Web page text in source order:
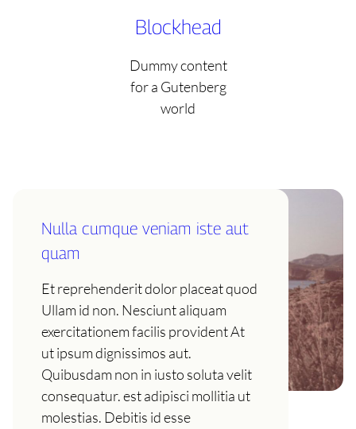
Blockhead
Dummy content
for a Gutenberg
world
Nulla cumque veniam iste aut
quam
Et reprehenderit dolor placeat quod
Ullam id non. Nesciunt aliquam
exercitationem facilis provident At
ut ipsum dignissimos aut.
Quibusdam non in iusto soluta velit
consequatur. est adipisci mollitia ut
molestias. Debitis id esse